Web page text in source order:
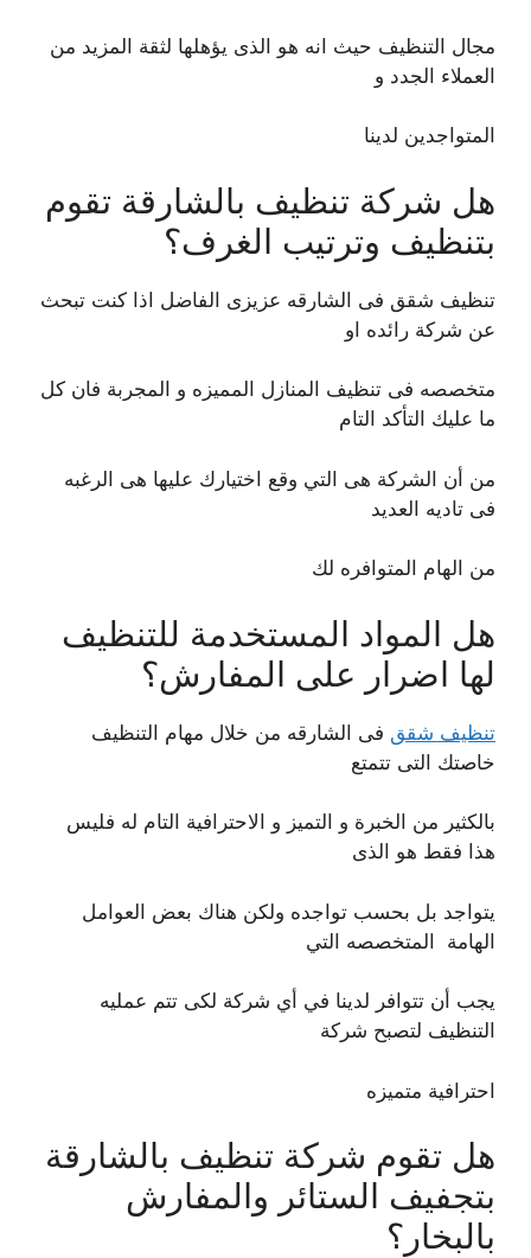
مجال التنظيف حيث انه هو الذى يؤهلها لثقة المزيد من
العملاء الجدد و
المتواجدين لدينا
هل شركة تنظيف بالشارقة تقوم
بتنظيف وترتيب الغرف؟
تنظيف شقق فى الشارقه عزيزى الفاضل اذا كنت تبحث
عن شركة رائده او
متخصصه فى تنظيف المنازل المميزه و المجربة فان كل
ما عليك التأكد التام
من أن الشركة هى التي وقع اختيارك عليها هى الرغبه
فى تاديه العديد
من الهام المتوافره لك
هل المواد المستخدمة للتنظيف
لها اضرار على المفارش؟
تنظيف شقق فى الشارقه من خلال مهام التنظيف
خاصتك التى تتمتع
بالكثير من الخبرة و التميز و الاحترافية التام له فليس
هذا فقط هو الذى
يتواجد بل بحسب تواجده ولكن هناك بعض العوامل
الهامة المتخصصه التي
يجب أن تتوافر لدينا في أي شركة لكى تتم عمليه
التنظيف لتصبح شركة
احترافية متميزه
هل تقوم شركة تنظيف بالشارقة
بتجفيف الستائر والمفارش
بالبخار؟